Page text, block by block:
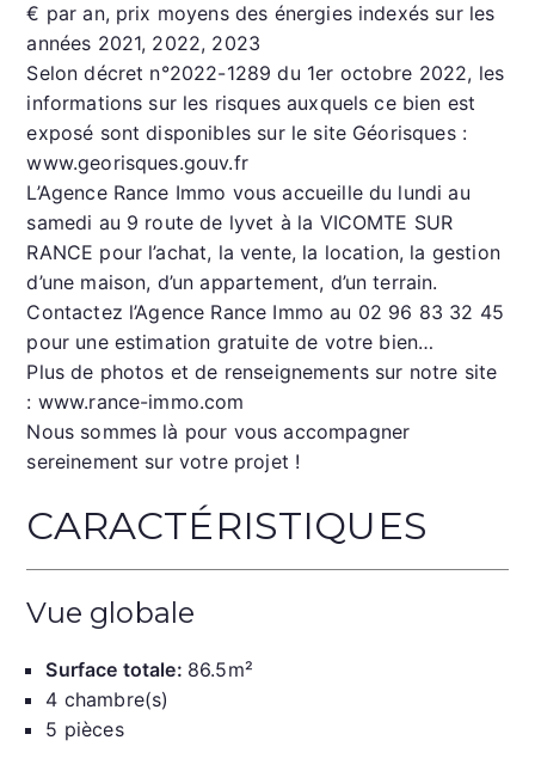
€ par an, prix moyens des énergies indexés sur les
années 2021, 2022, 2023
Selon décret n°2022-1289 du 1er octobre 2022, les
informations sur les risques auxquels ce bien est
exposé sont disponibles sur le site Géorisques :
www.georisques.gouv.fr
L’Agence Rance Immo vous accueille du lundi au
samedi au 9 route de lyvet à la VICOMTE SUR
RANCE pour l’achat, la vente, la location, la gestion
d’une maison, d’un appartement, d’un terrain.
Contactez l’Agence Rance Immo au 02 96 83 32 45
pour une estimation gratuite de votre bien…
Plus de photos et de renseignements sur notre site
: www.rance-immo.com
Nous sommes là pour vous accompagner
sereinement sur votre projet !
CARACTÉRISTIQUES
Vue globale
Surface totale: 86.5m²
4 chambre(s)
5 pièces